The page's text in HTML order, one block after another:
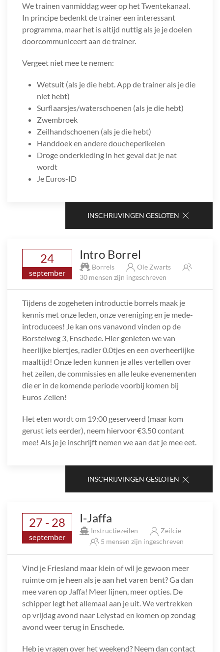
We trainen vanmiddag weer op het Twentekanaal.
In principe bedenkt de trainer een interessant
programma, maar het is altijd nuttig als je je doelen
doorcommuniceert aan de trainer.
Vergeet niet mee te nemen:
Wetsuit (als je die hebt. App de trainer als je die
niet hebt)
Surflaarsjes/waterschoenen (als je die hebt)
Zwembroek
Zeilhandschoenen (als je die hebt)
Handdoek en andere doucheperikelen
Droge onderkleding in het geval dat je nat
wordt
Je Euros-ID
INSCHRIJVINGEN GESLOTEN
24
september
Intro Borrel
Borrels
Ole Zwarts
30 mensen zijn ingeschreven
Tijdens de zogeheten introductie borrels maak je
kennis met onze leden, onze vereniging en je mede-
introducees! Je kan ons vanavond vinden op de
Borstelweg 3, Enschede. Hier genieten we van
heerlijke biertjes, radler 0.0tjes en een overheerlijke
maaltijd! Onze leden kunnen je alles vertellen over
het zeilen, de commissies en alle leuke evenementen
die er in de komende periode voorbij komen bij
Euros Zeilen!
Het eten wordt om 19:00 geserveerd (maar kom
gerust iets eerder), neem hiervoor €3.50 contant
mee! Als je je inschrijft nemen we aan dat je mee eet.
INSCHRIJVINGEN GESLOTEN
27 - 28
september
I-Jaffa
Instructiezeilen
Zeilcie
5 mensen zijn ingeschreven
Vind je Friesland maar klein of wil je gewoon meer
ruimte om je heen als je aan het varen bent? Ga dan
mee varen op Jaffa! Meer lijnen, meer opties. De
schipper legt het allemaal aan je uit. We vertrekken
op vrijdag avond naar Lelystad en komen op zondag
avond weer terug in Enschede.
Heb je vragen over het weekend? Neem dan contact